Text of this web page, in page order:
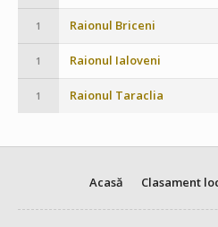
1 Raionul Briceni
1 Raionul Ialoveni
1 Raionul Taraclia
Acasă Clasament